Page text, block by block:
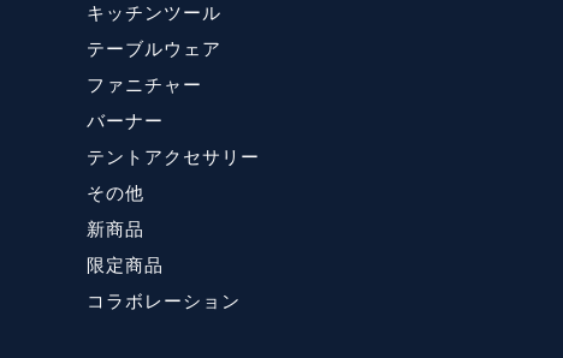
キッチンツール
テーブルウェア
ファニチャー
バーナー
テントアクセサリー
その他
新商品
限定商品
コラボレーション